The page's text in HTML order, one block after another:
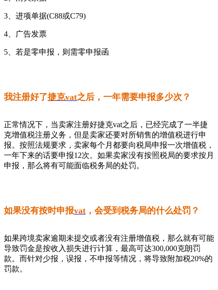
3、进项单据(C88或C79)
4、广告发票
5、若是零申报，则需零申报函
我注册好了捷克vat之后，一年需要申报多少次？
正常情况下，当卖家注册好捷克vat之后，已经完成了一半捷
克增值税注册义务，但是卖家还要对所销售的增值税进行申
报。按照法规要求，卖家每个月都要向税局申报一次增值税，
一年下来的话要申报12次。如果卖家没有按照税局的要求按月
申报，那么将有可能面临税务局的处罚。
如果没有按时申报vat ，会受到税务局的什么处罚？
如果跨境卖家逾期未提交或者没有注册增值税，那么就有可能
导致罚金是按收入损失进行计算，最高可达300,000克朗罚
款。而针对少报，误报，不申报等情况，将导致附加税20%的
罚款。